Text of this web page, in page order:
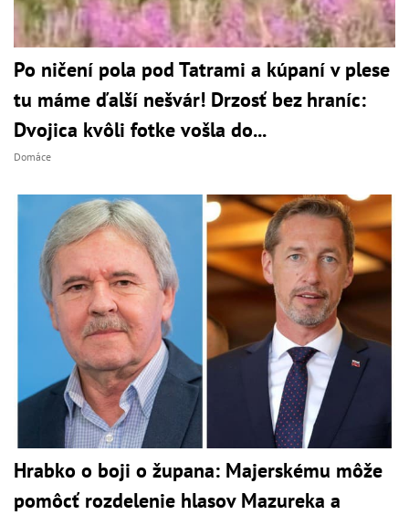
Po ničení pola pod Tatrami a kúpaní v plese
tu máme ďalší nešvár! Drzosť bez hraníc:
Dvojica kvôli fotke vošla do...
Domáce
Hrabko o boji o župana: Majerskému môže
pomôcť rozdelenie hlasov Mazureka a